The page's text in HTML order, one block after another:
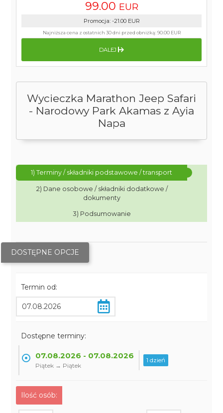
Wycieczka Marathon Jeep Safari
- Narodowy Park Akamas z Ayia
Napa
1) Terminy / składniki podstawowe / transport
2) Dane osobowe / składniki dodatkowe /
dokumenty
3) Podsumowanie
DOSTĘPNE OPCJE
Termin od:
Dostępne terminy:
07.08.2026 - 07.08.2026
Piątek → Piątek
1 dzień
Ilość osób:
99.00 EUR
Promocja: -21.00 EUR
Najniższa cena z ostatnich 30 dni przed obniżką:90.00 EUR
DALEJ